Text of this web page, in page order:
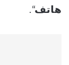
هاتف“.